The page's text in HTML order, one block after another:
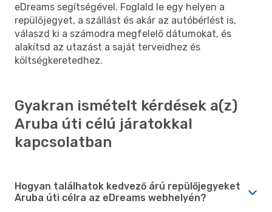
eDreams segítségével. Foglald le egy helyen a
repülőjegyet, a szállást és akár az autóbérlést is,
válaszd ki a számodra megfelelő dátumokat, és
alakítsd az utazást a saját terveidhez és
költségkeretedhez.
Gyakran ismételt kérdések a(z)
Aruba úti célú járatokkal
kapcsolatban
Hogyan találhatok kedvező árú repülőjegyeket
Aruba úti célra az eDreams webhelyén?